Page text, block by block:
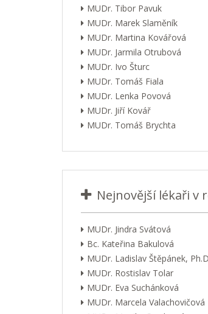
MUDr. Tibor Pavuk
MUDr. Marek Slaměník
MUDr. Martina Kovářová
MUDr. Jarmila Otrubová
MUDr. Ivo Šturc
MUDr. Tomáš Fiala
MUDr. Lenka Povová
MUDr. Jiří Kovář
MUDr. Tomáš Brychta
Nejnovější lékaři v
MUDr. Jindra Svátová
Bc. Kateřina Bakulová
MUDr. Ladislav Štěpánek,
MUDr. Rostislav Tolar
MUDr. Eva Suchánková
MUDr. Marcela Valachovičová